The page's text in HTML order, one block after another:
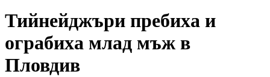
Тийнейджъри пребиха и
ограбиха млад мъж в
Пловдив